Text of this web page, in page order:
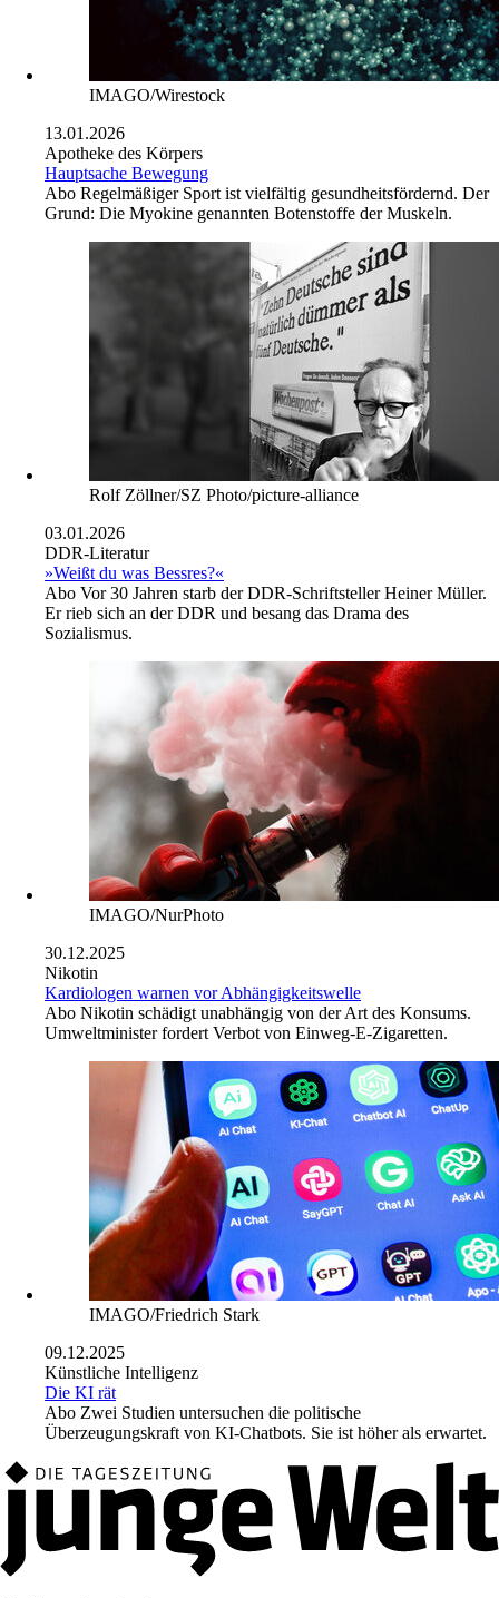
IMAGO/Wirestock
13.01.2026
Apotheke des Körpers
Hauptsache Bewegung
Abo Regelmäßiger Sport ist vielfältig gesundheitsfördernd. Der
Grund: Die Myokine genannten Botenstoffe der Muskeln.
Rolf Zöllner/SZ Photo/picture-alliance
03.01.2026
DDR-Literatur
»Weißt du was Bessres?«
Abo Vor 30 Jahren starb der DDR-Schriftsteller Heiner Müller.
Er rieb sich an der DDR und besang das Drama des
Sozialismus.
IMAGO/NurPhoto
30.12.2025
Nikotin
Kardiologen warnen vor Abhängigkeitswelle
Abo Nikotin schädigt unabhängig von der Art des Konsums.
Umweltminister fordert Verbot von Einweg-E-Zigaretten.
IMAGO/Friedrich Stark
09.12.2025
Künstliche Intelligenz
Die KI rät
Abo Zwei Studien untersuchen die politische
Überzeugungskraft von KI-Chatbots. Sie ist höher als erwartet.